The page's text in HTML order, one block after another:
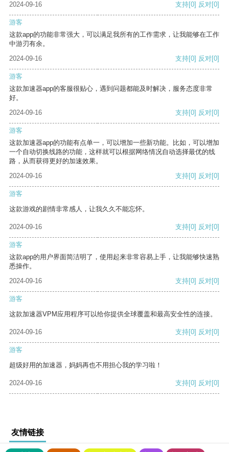
2024-09-16 支持[0] 反对[0]
游客
这款app的功能非常强大，可以满足我所有的工作需求，让我能够在工作
中游刃有余。
2024-09-16
支持[0] 反对[0]
游客
这款加速器app的客服很贴心，遇到问题都能及时解决，服务态度非常
好。
2024-09-16
支持[0] 反对[0]
游客
这款加速器app的功能有点单一，可以增加一些新功能。比如，可以增加
一个自动切换线路的功能，这样就可以根据网络情况自动选择最优的线
路，从而获得更好的加速效果。
2024-09-16
支持[0] 反对[0]
游客
这款游戏的剧情非常感人，让我久久不能忘怀。
2024-09-16 支持[0] 反对[0]
游客
这款app的用户界面简洁明了，使用起来非常容易上手，让我能够快速熟
悉操作。
2024-09-16
支持[0] 反对[0]
游客
这款加速器VPM应用程序可以给你提供全球覆盖和最高安全性的连接。
2024-09-16 支持[0] 反对[0]
游客
超级好用的加速器，妈妈再也不用担心我的学习啦！
2024-09-16 支持[0] 反对[0]
友情链接